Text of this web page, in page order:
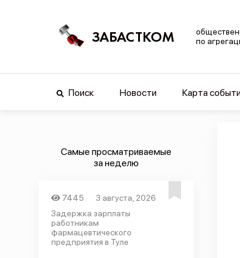
ЗАБАСТКОМ
по
Поиск Новости Карта
Самые просматриваемые
за неделю
7445
3 августа, 2026
Задержка зарплаты
работникам
фармацевтического
предприятия в Туле